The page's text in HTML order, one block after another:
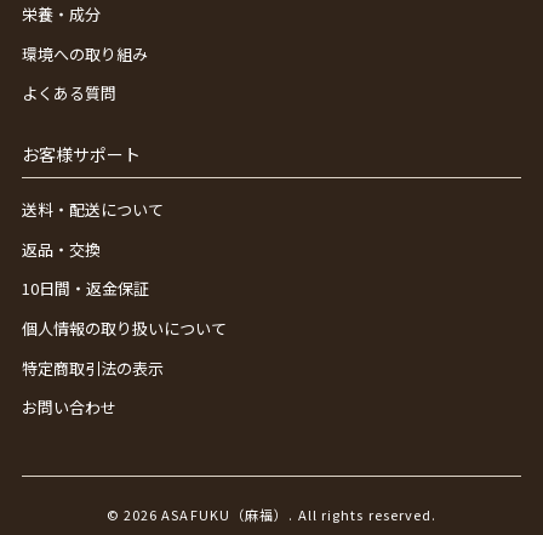
栄養・成分
環境への取り組み
よくある質問
お客様サポート
送料・配送について
返品・交換
10日間・返金保証
個人情報の取り扱いについて
特定商取引法の表示
お問い合わせ
© 2026 ASAFUKU（麻福）. All rights reserved.